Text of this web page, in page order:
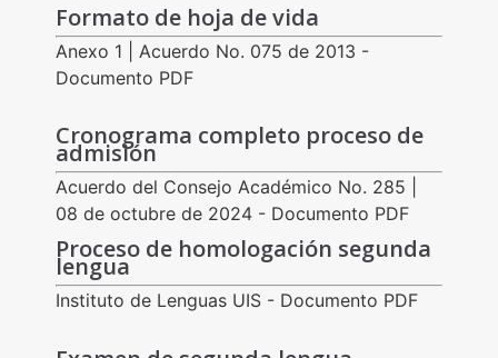
Formato de hoja de vida
Anexo 1 | Acuerdo No. 075 de 2013 -
Documento PDF
Cronograma completo proceso de
admisión
Acuerdo del Consejo Académico No. 285 |
08 de octubre de 2024 - Documento PDF
Proceso de homologación segunda
lengua
Instituto de Lenguas UIS - Documento PDF